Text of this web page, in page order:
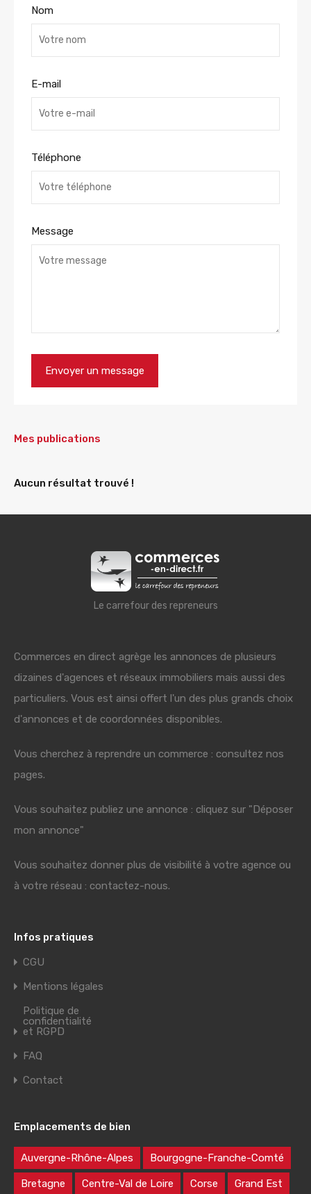
Nom
E-mail
Téléphone
Message
Mes publications
Aucun résultat trouvé !
Le carrefour des repreneurs
Commerces en direct agrège les annonces de plusieurs
dizaines d'agences et réseaux immobiliers mais aussi des
particuliers. Vous est ainsi offert l'un des plus grands choix
d'annonces et de coordonnées disponibles.
Vous cherchez à reprendre un commerce : consultez nos
pages.
Vous souhaitez publiez une annonce : cliquez sur "Déposer
mon annonce"
Vous souhaitez donner plus de visibilité à votre agence ou
à votre réseau : contactez-nous.
Infos pratiques
CGU
Mentions légales
Politique de
confidentialité
et RGPD
FAQ
Contact
Emplacements de bien
Auvergne-Rhône-Alpes Bourgogne-Franche-Comté
Bretagne Centre-Val de Loire Corse Grand Est